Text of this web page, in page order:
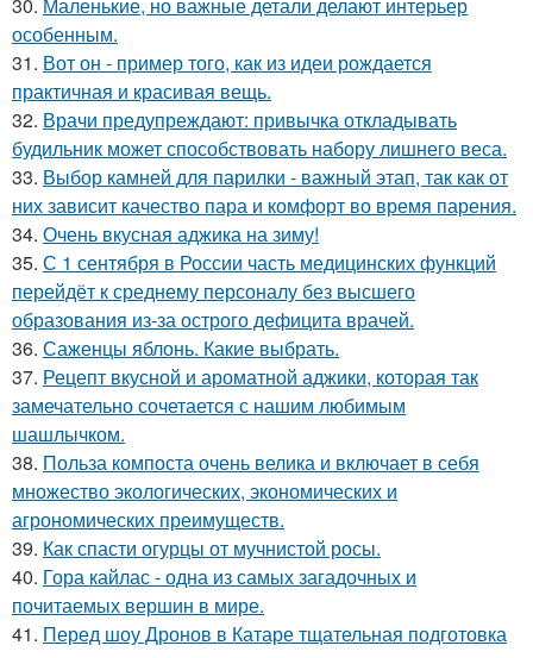
30. Маленькие, но важные детали делают интерьер
особенным.
31. Вот он - пример того, как из идеи рождается
практичная и красивая вещь.
32. Врачи предупреждают: привычка откладывать
будильник может способствовать набору лишнего веса.
33. Выбор камней для парилки - важный этап, так как от
них зависит качество пара и комфорт во время парения.
34. Очень вкусная аджика на зиму!
35. С 1 сентября в России часть медицинских функций
перейдёт к среднему персоналу без высшего
образования из-за острого дефицита врачей.
36. Саженцы яблонь. Какие выбрать.
37. Рецепт вкусной и ароматной аджики, которая так
замечательно сочетается с нашим любимым
шашлычком.
38. Польза компоста очень велика и включает в себя
множество экологических, экономических и
агрономических преимуществ.
39. Как спасти огурцы от мучнистой росы.
40. Гора кайлас - одна из самых загадочных и
почитаемых вершин в мире.
41. Перед шоу Дронов в Катаре тщательная подготовка